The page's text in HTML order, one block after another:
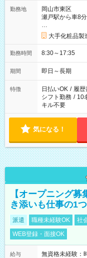
勤務地
岡山市東区
瀬戸駅から車8分
…
大手化粧品製
勤務時間 8:30～17:35
期間 即日～長期
特徴 日払いOK / 履歴
シフト勤務 / 10
キル不要
気になる！
【オープニング
き添いも仕事の1つ
派遣 職種未経験OK 社
WEB登録・面接OK
給与
無資格未経験